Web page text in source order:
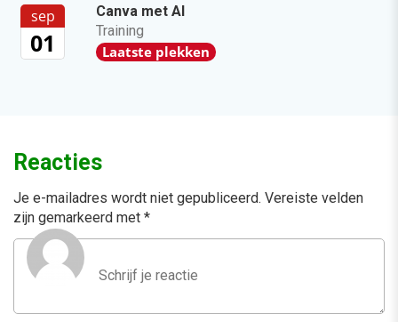
sep
01
Canva met AI
Training
Laatste plekken
Reacties
Je e-mailadres wordt niet gepubliceerd. Vereiste velden
zijn gemarkeerd met *